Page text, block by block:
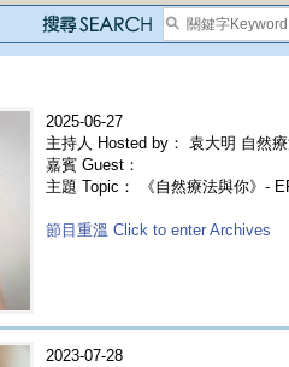
2025-06-27
主持人 Hosted by： 袁大明 自然
嘉賓 Guest：
主題 Topic： 《自然療法與你》-
節目重溫 Click to enter Archives
2023-07-28